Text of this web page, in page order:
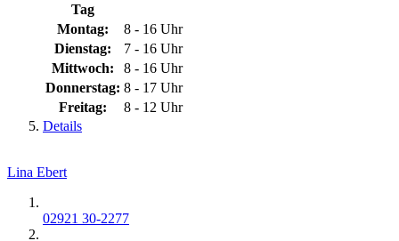
Tag
Montag:
8 - 16 Uhr
Dienstag:
7 - 16 Uhr
Mittwoch:
8 - 16 Uhr
Donnerstag: 8 - 17 Uhr
Freitag:
8 - 12 Uhr
Details
Lina Ebert
02921 30-2277